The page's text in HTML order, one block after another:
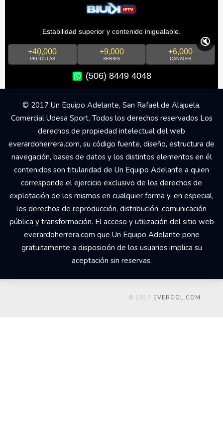
Estabilidad superior y contenido inigualable.
+40,000
PELÍCULAS
+9,000
SERIES
+6,000
CANALES
(506) 8449 4048
🔇
© 2017 Un Equipo Adelante, San Rafael de Alajuela,
Comercial Udesa Sport. Todos los derechos reservados Los
derechos de propiedad intelectual del web
everardoherrera.com, su código fuente, diseño, estructura de
navegación, bases de datos y los distintos elementos en él
contenidos son titularidad de Un Equipo Adelante a quien
corresponde el ejercicio exclusivo de los derechos de
explotación de los mismos en cualquier forma y, en especial,
los derechos de reproducción, distribución, comunicación
pública y transformación. El acceso y utilización del sitio web
everardoherrera.com que Un Equipo Adelante pone
gratuitamente a disposición de los usuarios implica su
aceptación sin reservas.
© 2017 EVERGOL.COM